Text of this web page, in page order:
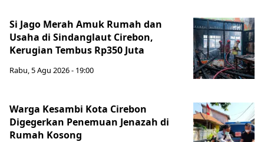
Si Jago Merah Amuk Rumah dan
Usaha di Sindanglaut Cirebon,
Kerugian Tembus Rp350 Juta
Rabu, 5 Agu 2026 - 19:00
Warga Kesambi Kota Cirebon
Digegerkan Penemuan Jenazah di
Rumah Kosong